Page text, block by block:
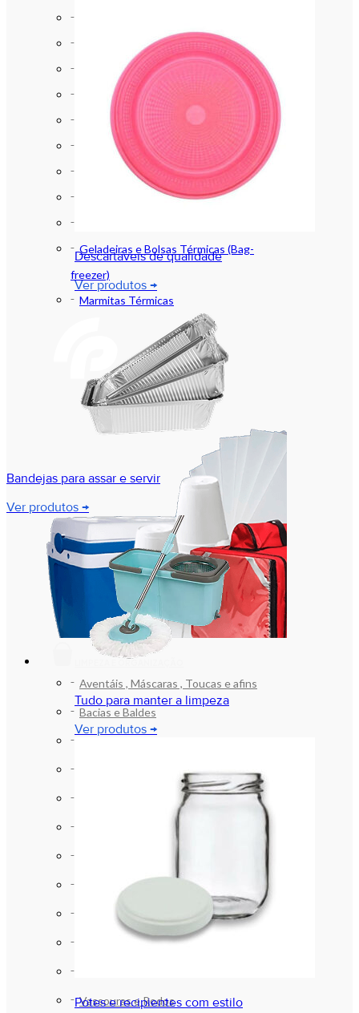
Copos e Potes Térmicos em Isopor
Discos de Isopor
Isopor (EPS) e Térmicos
Lancheiras de Isopor
Marmitex de Isopor
Placas de Isopor EPS
Suportes em Isopor Garrafa e Lata
Geladeiras e Bolsas Térmicas (Bag-
freezer)
Marmitas Térmicas
Aventáis , Máscaras , Toucas e afins
Bacias e Baldes
Cestos e Lixeiras com Pedal
Produtos de Higiene
Produtos de Limpeza
Sabonetes e Assépticos (Alcool)
Sacos para Lixo
Vassouras e Rodos
Descartáveis de qualidade
Ver produtos →
Bandejas para assar e servir
Ver produtos →
Tudo para manter a limpeza
Ver produtos →
Potes e recipientes com estilo